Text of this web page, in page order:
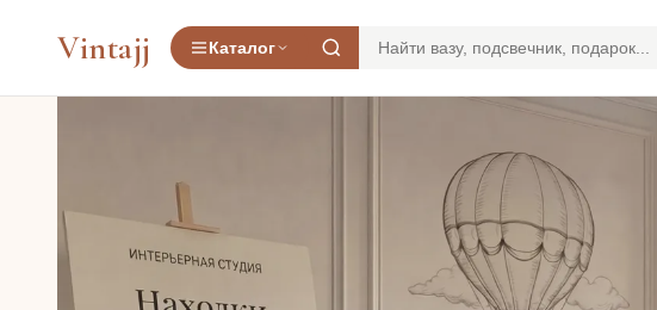
Vintajj Каталог